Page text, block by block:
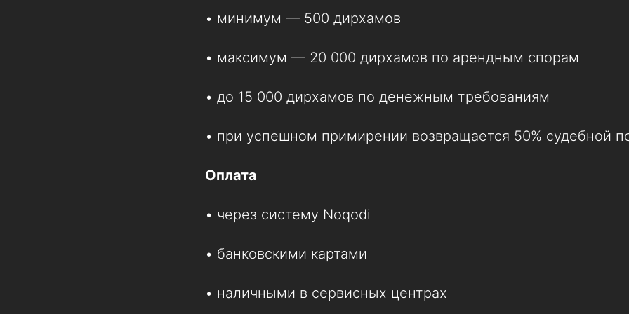
• минимум — 500 дирхамов
• максимум — 20 000 дирхамов по арендным спорам
• до 15 000 дирхамов по денежным требованиям
• при успешном примирении возвращается 50% судебной
Оплата
• через систему Noqodi
• банковскими картами
• наличными в сервисных центрах